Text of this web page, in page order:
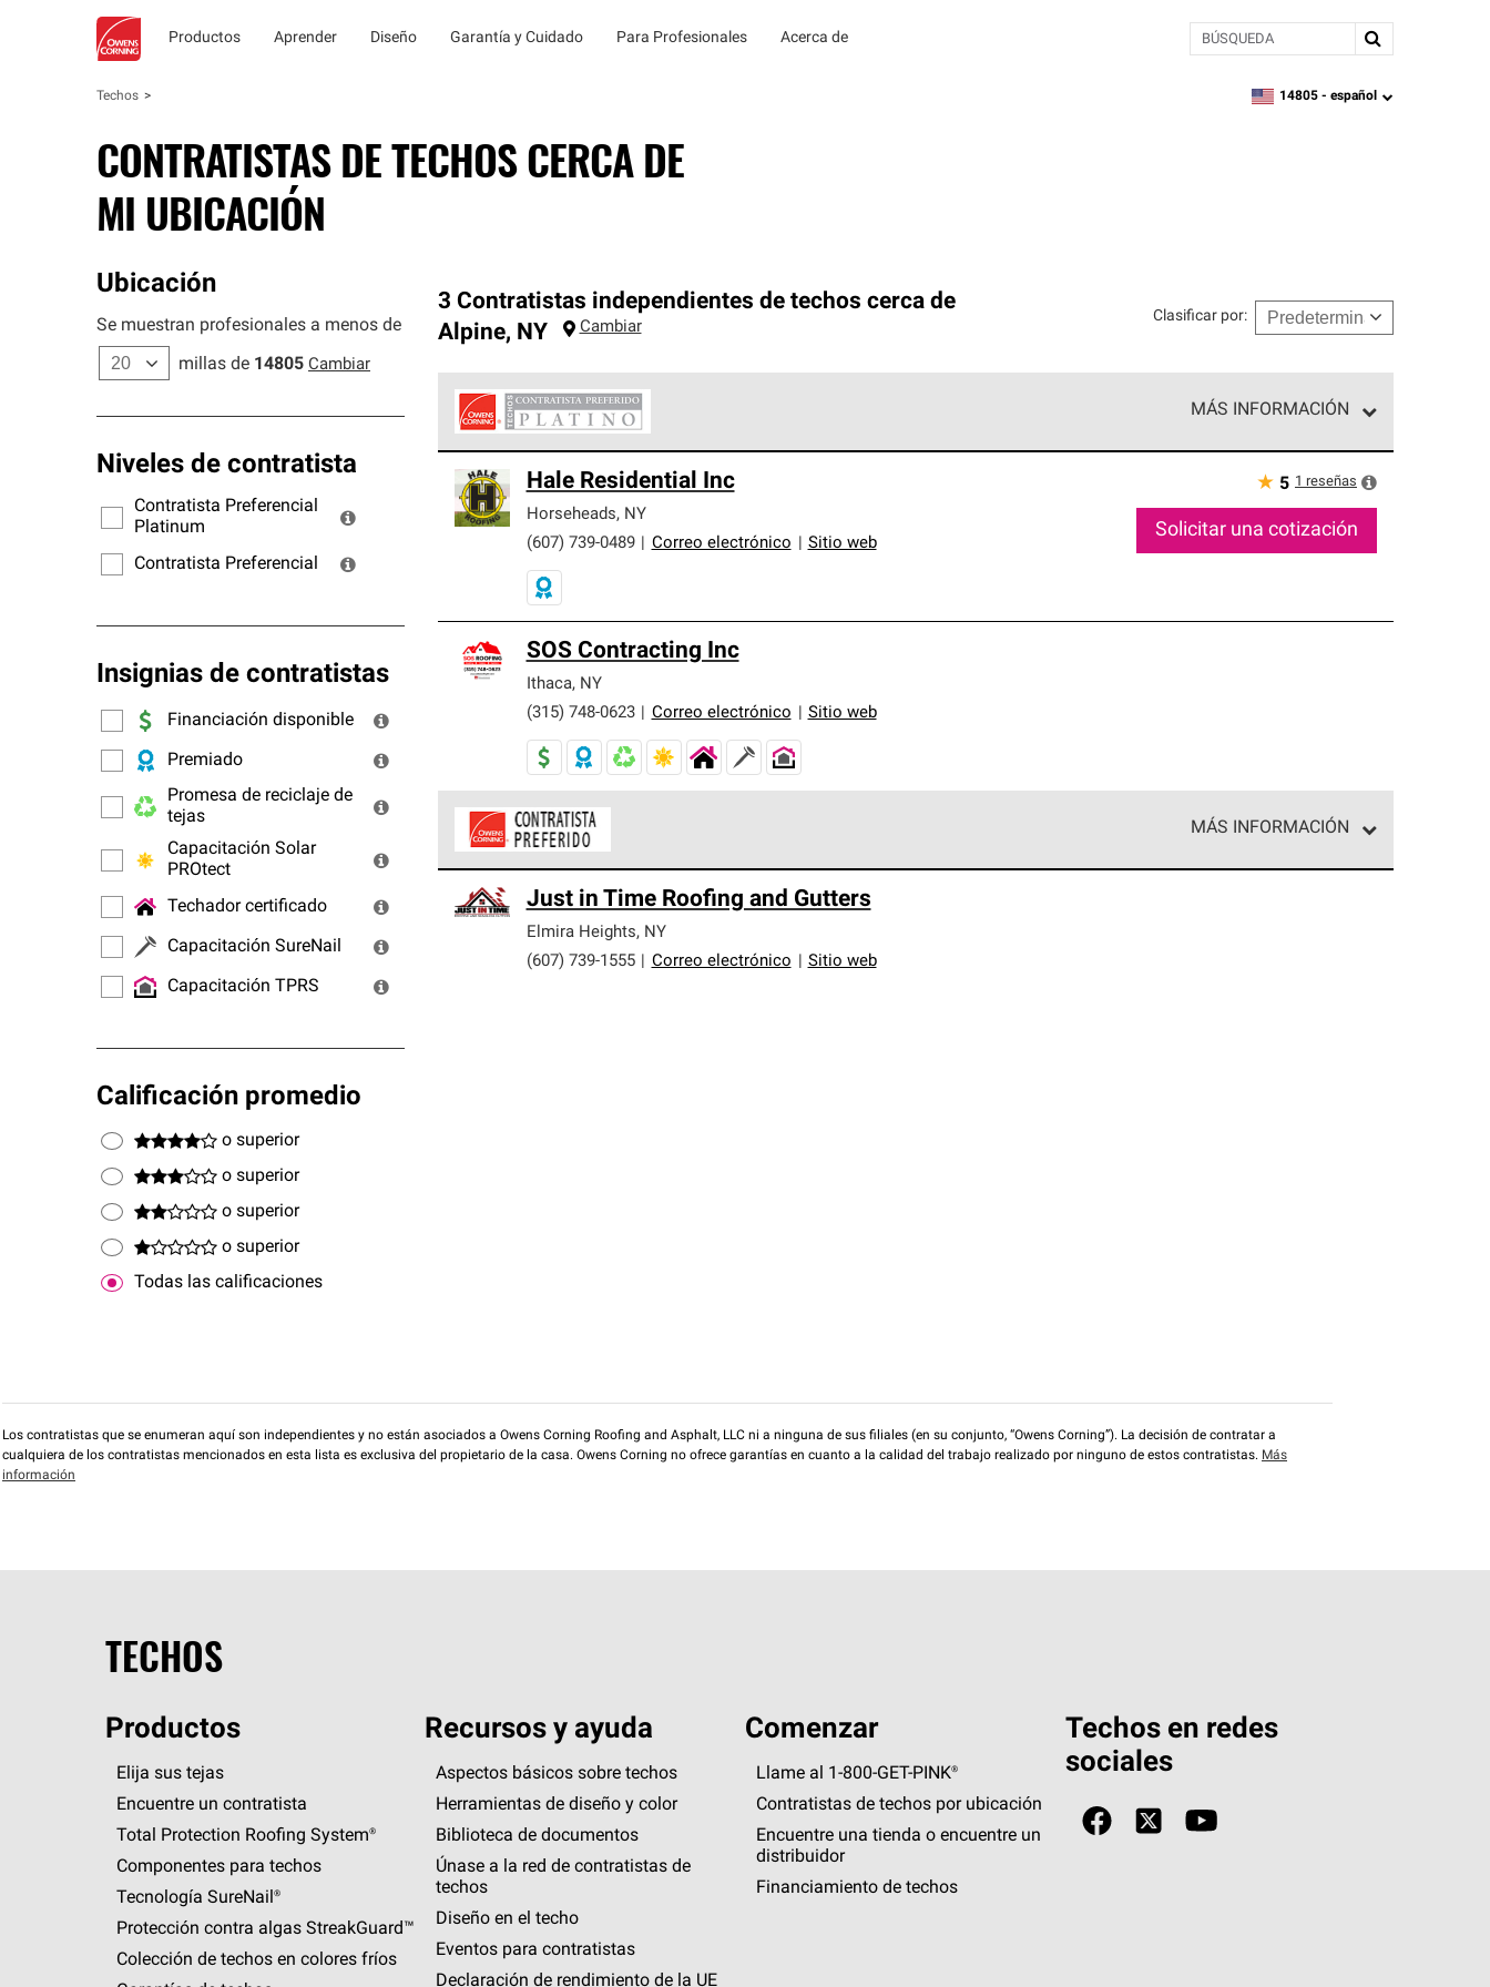
Productos Aprender Diseño Garantía y Cuidado Para Profesionales Acerca de BÚSQUEDA
Techos zipcode,language
14805 - español
CONTRATISTAS DE TECHOS CERCA DE
MI UBICACIÓN
Ubicación
Se muestran profesionales a menos de
millas de 14805 Cambiar
Niveles de contratista
Contratista Preferencial
Platinum
Contratista Preferencial
Insignias de contratistas
Financiación disponible
Premiado
Promesa de reciclaje de
tejas
Capacitación Solar
PROtect
Techador certificado
Capacitación SureNail
Capacitación TPRS
Calificación promedio
o superior
o superior
o superior
o superior
Todas las calificaciones
3 Contratistas independientes de techos cerca de
Alpine, NY Cambiar
Clasificar por:
MÁS INFORMACIÓN
cumplen con estándares estrictos de profesionalismo, confiabilidad y destreza incomparable. Solo ellos pueden
ofrecer nuestra mejor garantía de sistemas de techos.
Hale Residential Inc
Horseheads, NY
(607) 739-0489
Correo electrónico Sitio web
★ 5 1 reseñas
Solicitar una cotización
SOS Contracting Inc
Ithaca, NY
(315) 748-0623
Correo electrónico Sitio web
MÁS INFORMACIÓN
cumplen con altos estándares y requisitos estrictos de profesionalismo y confiabilidad.
Just in Time Roofing and Gutters
Elmira Heights, NY
(607) 739-1555
Correo electrónico Sitio web
Los contratistas que se enumeran aquí son independientes y no están asociados a Owens Corning Roofing and Asphalt, LLC ni a ninguna de sus filiales (en su conjunto, “Owens Corning”). La decisión de contratar a
cualquiera de los contratistas mencionados en esta lista es exclusiva del propietario de la casa. Owens Corning no ofrece garantías en cuanto a la calidad del trabajo realizado por ninguno de estos contratistas. Más
información
TECHOS
Productos
Elija sus tejas
Encuentre un contratista
Total Protection Roofing System®
Componentes para techos
Tecnología SureNail®
Protección contra algas StreakGuard™
Colección de techos en colores fríos
Recursos y ayuda
Aspectos básicos sobre techos
Herramientas de diseño y color
Biblioteca de documentos
Únase a la red de contratistas de
techos
Diseño en el techo
Eventos para contratistas
Declaración de rendimiento de la UE
Comenzar
Llame al 1-800-GET -PINK®
Contratistas de techos por ubicación
Encuentre una tienda o encuentre un
distribuidor
Financiamiento de techos
Techos en redes
sociales